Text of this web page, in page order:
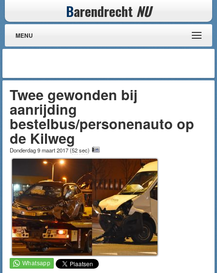
Barendrecht NU
MENU
Twee gewonden bij
aanrijding
bestelbus/personenauto op
de Kilweg
Donderdag 9 maart 2017(52 sec)